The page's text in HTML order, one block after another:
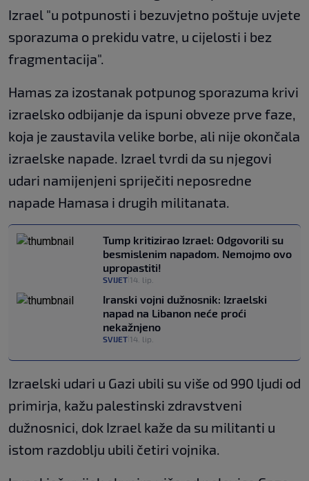
Izrael "u potpunosti i bezuvjetno poštuje uvjete
sporazuma o prekidu vatre, u cijelosti i bez
fragmentacija".
Hamas za izostanak ‌potpunog sporazuma krivi
izraelsko odbijanje da ispuni obveze prve faze,
koja je zaustavila velike borbe, ali nije okončala
izraelske napade. Izrael tvrdi da su njegovi
udari namijenjeni spriječiti neposredne
napade Hamasa i drugih militanata.
Tump kritizirao Izrael: Odgovorili su
besmislenim napadom. Nemojmo ovo
upropastiti!
SVIJET 14. lip.
Iranski vojni dužnosnik: Izraelski
napad na Libanon neće proći
nekažnjeno
SVIJET 14. lip.
Izraelski udari u Gazi ubili su više od 990 ljudi od
primirja, kažu palestinski zdravstveni
dužnosnici, dok Izrael kaže da su militanti u
istom razdoblju ubili četiri vojnika.